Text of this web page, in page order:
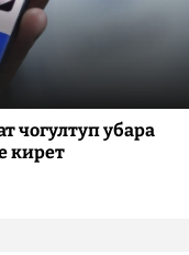
чогултуп убара
кирет